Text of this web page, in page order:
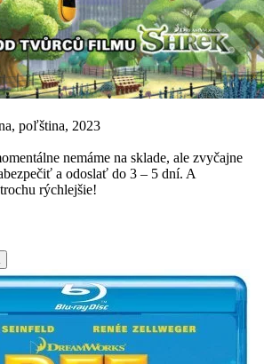
poľština, 2023
nemáme na sklade, ale zvyčajne
a odoslať do 3 – 5 dní. A
rýchlejšie!